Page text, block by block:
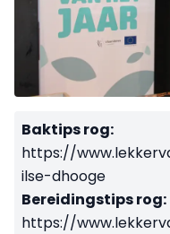
Baktips rog:
https://
ilse-dhooge
Bereidingstips rog:
https://